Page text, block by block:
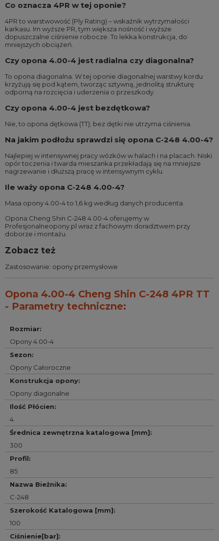
Co oznacza 4PR w tej oponie?
4PR to warstwowość (Ply Rating) – wskaźnik wytrzymałości
karkasu. Im wyższe PR, tym większa nośność i wyższe
dopuszczalne ciśnienie robocze. To lekka konstrukcja, do
mniejszych obciążeń.
Czy opona 4.00-4 jest radialna czy diagonalna?
To opona diagonalna. W tej oponie diagonalnej warstwy kordu
krzyżują się pod kątem, tworząc sztywną, jednolitą strukturę
odporną na rozcięcia i uderzenia o przeszkody.
Czy opona 4.00-4 jest bezdętkowa?
Nie, to opona dętkowa (TT); bez dętki nie utrzyma ciśnienia.
Na jakim podłożu sprawdzi się opona C-248 4.00-4?
Najlepiej w intensywnej pracy wózków w halach i na placach. Niski
opór toczenia i twarda mieszanka przekładają się na mniejsze
nagrzewanie i dłuższą pracę w intensywnym cyklu.
Ile waży opona C-248 4.00-4?
Masa opony 4.00-4 to 1,6 kg według danych producenta.
Opona Cheng Shin C-248 4.00-4 oferujemy w
Profesjonalneopony.pl wraz z fachowym doradztwem przy
doborze i montażu.
Zobacz też
Zastosowanie: opony przemysłowe
Opona 4.00-4 Cheng Shin C-248 4PR TT
- Parametry techniczne:
Rozmiar:
Opony 4.00-4
Sezon:
Opony Całoroczne
Konstrukcja opony:
Opony diagonalne
Ilość Płócien:
4
Średnica zewnętrzna katalogowa [mm]:
300
Profil:
85
Nazwa Bieżnika:
C-248
Szerokość Katalogowa [mm]:
100
Ciśnienie[bar]: